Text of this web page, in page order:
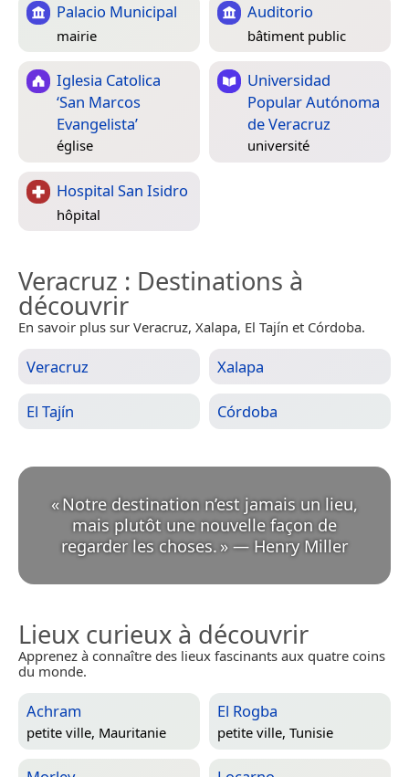
Palacio Municipal
mairie
Auditorio
bâtiment public
Iglesia Catolica
‘San Marcos
Evangelista’
église
Universidad
Popular Autónoma
de Veracruz
université
Hospital San Isidro
hôpital
Veracruz : Destinations à
découvrir
En savoir plus sur Veracruz, Xalapa, El Tajín et Córdoba.
Veracruz Xalapa
El Tajín Córdoba
«Notre destination n’est jamais un lieu,
mais plutôt une nouvelle façon de
regarder les choses. » — Henry Miller
Lieux curieux à découvrir
Apprenez à connaître des lieux fascinants aux quatre coins
du monde.
Achram
petite ville, Mauritanie
El Rogba
petite ville, Tunisie